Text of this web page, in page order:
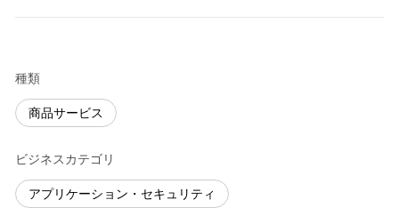
種類
商品サービス
ビジネスカテゴリ
アプリケーション・セキュリティ